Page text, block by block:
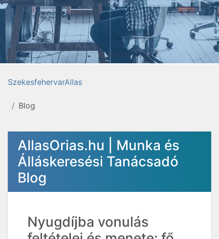
SzekesfehervarAllas
Blog
AllasOrias.hu | Munka és
Álláskeresési Tanácsadó
Blog
Nyugdíjba vonulás